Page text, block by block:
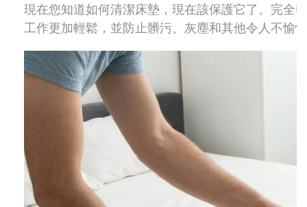
現在您知道如何清潔床墊，現在該保護它了。完全
工作更加輕鬆，並防止髒污、灰塵和其他令人不愉